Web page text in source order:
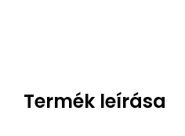
Termék leírása